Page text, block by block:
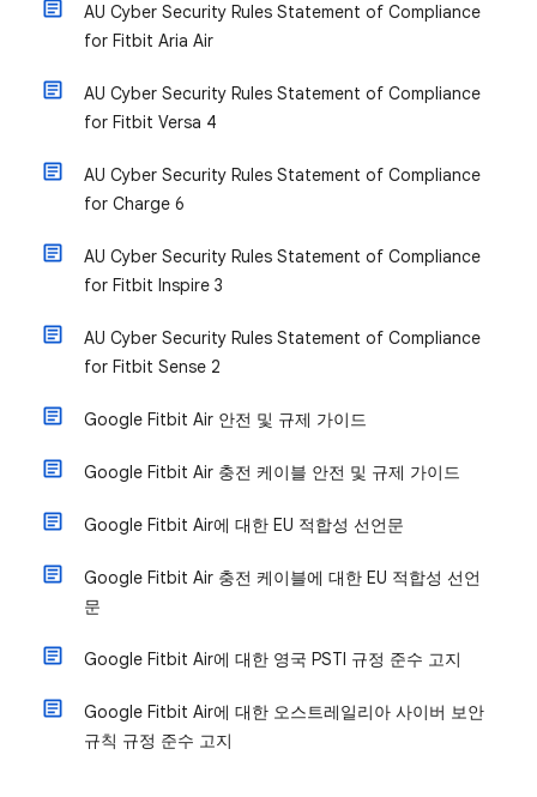
AU Cyber Security Rules Statement of Compliance
for Fitbit Aria Air
AU Cyber Security Rules Statement of Compliance
for Fitbit Versa 4
AU Cyber Security Rules Statement of Compliance
for Charge 6
AU Cyber Security Rules Statement of Compliance
for Fitbit Inspire 3
AU Cyber Security Rules Statement of Compliance
for Fitbit Sense 2
Google Fitbit Air 안전 및 규제 가이드
Google Fitbit Air 충전 케이블 안전 및 규제 가이드
Google Fitbit Air에 대한 EU 적합성 선언문
Google Fitbit Air 충전 케이블에 대한 EU 적합성 선언
문
Google Fitbit Air에 대한 영국 PSTI 규정 준수 고지
Google Fitbit Air에 대한 오스트레일리아 사이버 보안
규칙 규정 준수 고지